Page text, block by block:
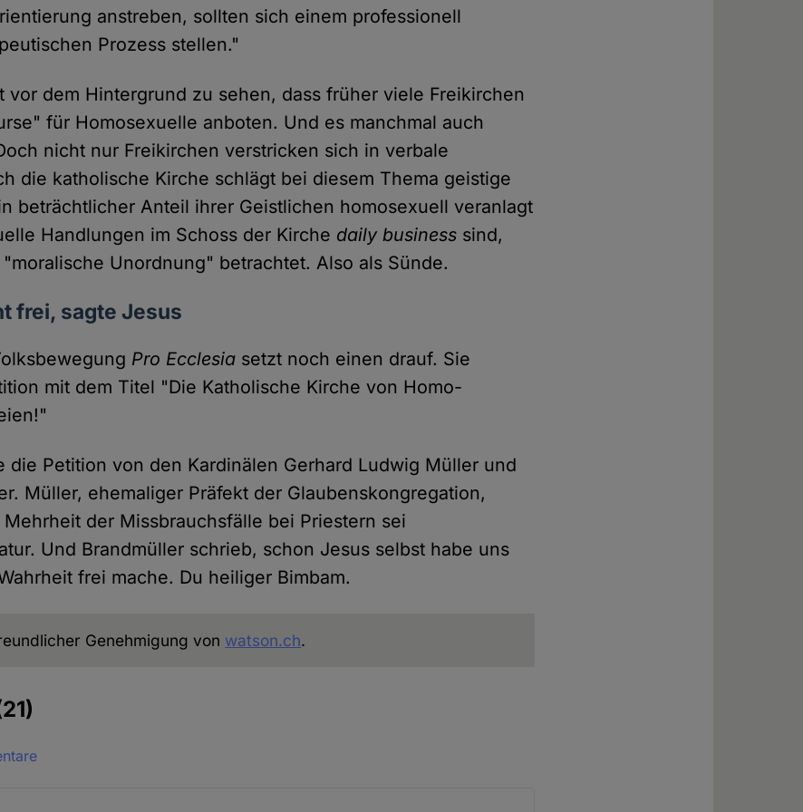
anstreben, sollten sich einem professionell
Prozess stellen."
vor dem Hintergrund zu sehen, dass früher viele Freikirchen
für Homosexuelle anboten. Und es manchmal auch
nicht nur Freikirchen verstricken sich in verbale
die katholische Kirche schlägt bei diesem Thema geistige
beträchtlicher Anteil ihrer Geistlichen homosexuell veranlagt
Handlungen im Schoss der Kirche daily business sind,
Unordnung" betrachtet. Also als Sünde.
frei, sagte Jesus
Pro Ecclesia setzt noch einen drauf. Sie
mit dem Titel "Die Katholische Kirche von Homo-
die Petition von den Kardinälen Gerhard Ludwig Müller und
Müller, ehemaliger Präfekt der Glaubenskongregation,
der Missbrauchsfälle bei Priestern sei
Und Brandmüller schrieb, schon Jesus selbst habe uns
frei mache. Du heiliger Bimbam.
Genehmigung von watson.ch.